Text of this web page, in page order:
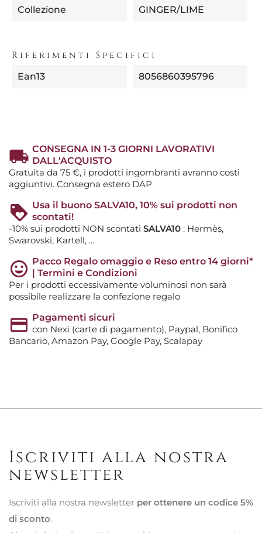
Collezione GINGER/LIME
Riferimenti Specifici
Ean13 8056860395796
CONSEGNA IN 1-3 GIORNI LAVORATIVI
DALL'ACQUISTO
Gratuita da 75 €, i prodotti ingombranti avranno costi
aggiuntivi. Consegna estero DAP
Usa il buono SALVA10, 10% sui prodotti non
scontati!
-10% sui prodotti NON scontati SALVA10 : Hermès,
Swarovski, Kartell, ...
Pacco Regalo omaggio e Reso entro 14 giorni*
| Termini e Condizioni
Per i prodotti eccessivamente voluminosi non sarà
possibile realizzare la confezione regalo
Pagamenti sicuri
con Nexi (carte di pagamento), Paypal, Bonifico
Bancario, Amazon Pay, Google Pay, Scalapay
Iscriviti alla nostra
newsletter
Iscriviti alla nostra newsletter per ottenere un codice 5%
di sconto.